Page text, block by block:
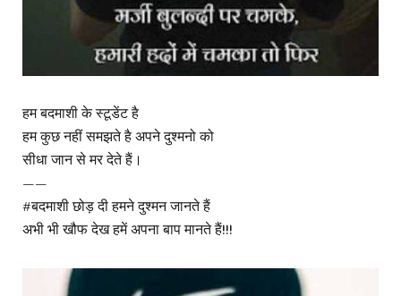
हम बदमाशी के स्टूडेंट है
हम कुछ नहीं समझते है अपने दुश्मनो को
सीधा जान से मर देते हैं।
——
#बदमाशी छोड़ दी हमने दुश्मन जानते हैं
अभी भी खौफ देख हमें अपना बाप मानते हैं!!!